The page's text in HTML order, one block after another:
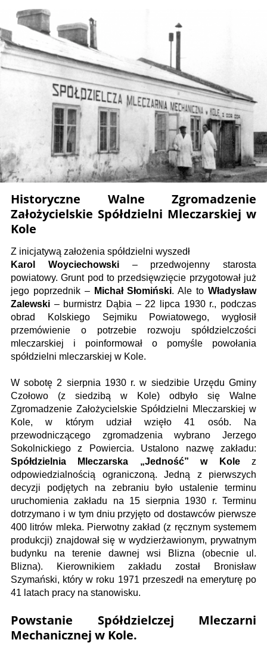
Historyczne Walne Zgromadzenie
Założycielskie Spółdzielni Mleczarskiej w
Kole
Z inicjatywą założenia spółdzielni wyszedł
Karol Woyciechowski– przedwojenny starosta
powiatowy. Grunt pod to przedsięwzięcie przygotował już
jego poprzednik – Michał Słomiński. Ale toWładysław
Zalewski – burmistrz Dąbia – 22 lipca 1930 r., podczas
obrad Kolskiego Sejmiku Powiatowego, wygłosił
przemówienie o potrzebie rozwoju spółdzielczości
mleczarskiej i poinformował o pomyśle powołania
spółdzielni mleczarskiej w Kole.
W sobotę 2 sierpnia 1930 r. w siedzibie Urzędu Gminy
Czołowo (z siedzibą w Kole) odbyło się Walne
Zgromadzenie Założycielskie Spółdzielni Mleczarskiej w
Kole, w którym udział wzięło 41 osób. Na
przewodniczącego zgromadzenia wybrano Jerzego
Sokolnickiego z Powiercia. Ustalono nazwę zakładu:
Spółdzielnia Mleczarska „Jedność” w Kolez
odpowiedzialnością ograniczoną. Jedną z pierwszych
decyzji podjętych na zebraniu było ustalenie terminu
uruchomienia zakładu na 15 sierpnia 1930 r. Terminu
dotrzymano i w tym dniu przyjęto od dostawców pierwsze
400 litrów mleka. Pierwotny zakład (z ręcznym systemem
produkcji) znajdował się w wydzierżawionym, prywatnym
budynku na terenie dawnej wsi Blizna (obecnie ul.
Blizna). Kierownikiem zakładu został Bronisław
Szymański, który w roku 1971 przeszedł na emeryturę po
41 latach pracy na stanowisku.
Powstanie Spółdzielczej Mleczarni
Mechanicznej w Kole.